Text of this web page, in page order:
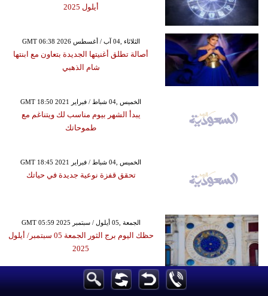
أيلول 2025
GMT 06:38 2026 الثلاثاء ,04 آب / أغسطس
أصالة تطلق أغنيتها الجديدة بتعاون مع ابنتها
شام الذهبي
GMT 18:50 2021 الخميس ,04 شباط / فبراير
يبدأ الشهر بيوم مناسب لك ويتناغم مع
طموحاتك
GMT 18:45 2021 الخميس ,04 شباط / فبراير
تحقق قفزة نوعية جديدة في حياتك
GMT 05:59 2025 الجمعة ,05 أيلول / سبتمبر
حظك اليوم برج الثور الجمعة 05 سبتمبر/ أيلول
2025
GMT 10:29 2018 الخميس ,08 تشرين الثاني / نوفمبر